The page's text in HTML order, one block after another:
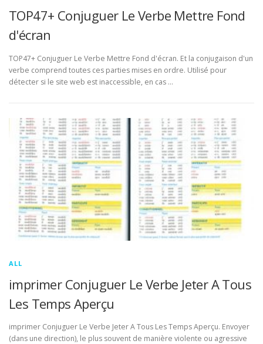
TOP47+ Conjuguer Le Verbe Mettre Fond
d'écran
TOP47+ Conjuguer Le Verbe Mettre Fond d'écran. Et la conjugaison d'un
verbe comprend toutes ces parties mises en ordre. Utilisé pour
détecter si le site web est inaccessible, en cas …
ALL
imprimer Conjuguer Le Verbe Jeter A Tous
Les Temps Aperçu
imprimer Conjuguer Le Verbe Jeter A Tous Les Temps Aperçu. Envoyer
(dans une direction), le plus souvent de manière violente ou agressive